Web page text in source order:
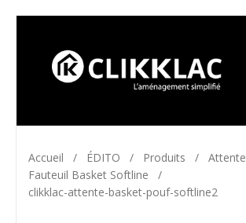
Accueil / ÉDITO / Produits / Attente
Fauteuil Basket Softline /
clikklac-attente-basket-pouf-softline2